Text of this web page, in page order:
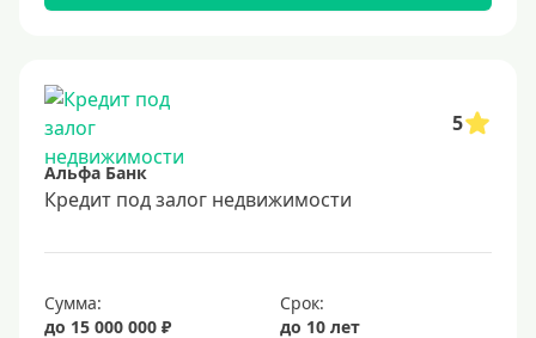
12%
14%
15%
16%
17%
20%
5
Альфа Банк
Кредит под залог недвижимости
Сумма:
до 15 000 000 ₽
Срок:
до 10 лет